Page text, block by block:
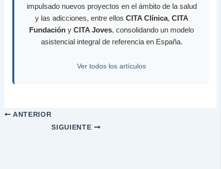
impulsado nuevos proyectos en el ámbito de la salud
y las adicciones, entre ellos CITA Clínica, CITA
Fundación y CITA Joves, consolidando un modelo
asistencial integral de referencia en España.
Ver todos los artículos
ANTERIOR
SIGUIENTE